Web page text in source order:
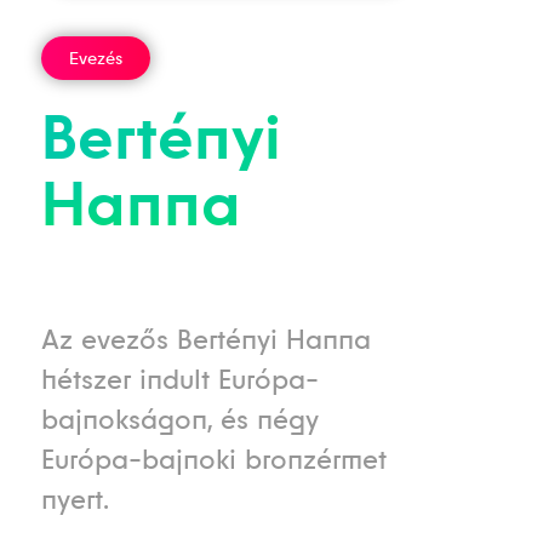
Evezés
Bertényi
Hanna
Az evezős Bertényi Hanna
hétszer indult Európa-
bajnokságon, és négy
Európa-bajnoki bronzérmet
nyert.